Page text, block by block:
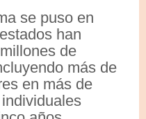
se puso en
han
de
más de
en más de